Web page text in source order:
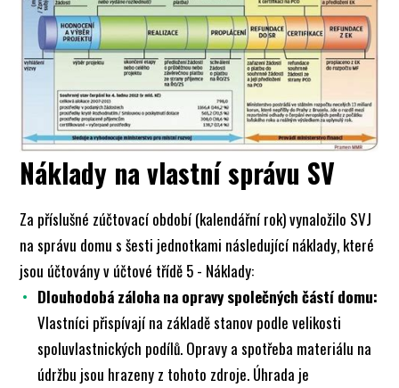
Náklady na vlastní správu SV
Za příslušné zúčtovací období (kalendářní rok) vynaložilo SVJ
na správu domu s šesti jednotkami následující náklady, které
jsou účtovány v účtové třídě 5 - Náklady:
Dlouhodobá záloha na opravy společných částí domu:
Vlastníci přispívají na základě stanov podle velikosti
spoluvlastnických podílů. Opravy a spotřeba materiálu na
údržbu jsou hrazeny z tohoto zdroje. Úhrada je